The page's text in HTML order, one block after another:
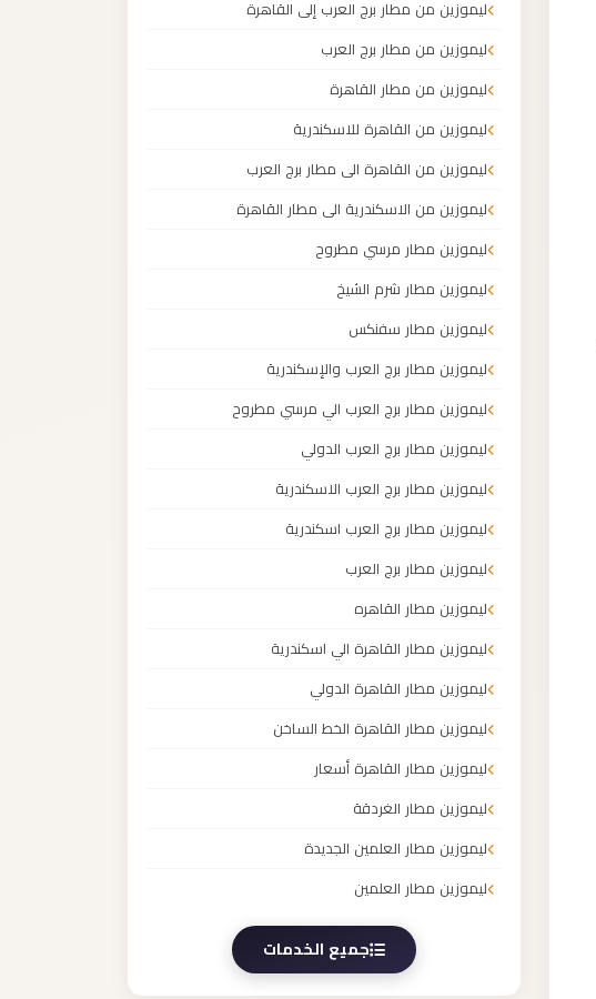
ليموزين من مطار برج العرب إلى القاهرة
ليموزين من مطار برج العرب
ليموزين من مطار القاهرة
ليموزين من القاهرة للاسكندرية
ليموزين من القاهرة الى مطار برج العرب
ليموزين من الاسكندرية الى مطار القاهرة
ليموزين مطار مرسي مطروح
ليموزين مطار شرم الشيخ
ليموزين مطار سفنكس
ليموزين مطار برج العرب والإسكندرية
ليموزين مطار برج العرب الي مرسي مطروح
ليموزين مطار برج العرب الدولي
ليموزين مطار برج العرب الاسكندرية
ليموزين مطار برج العرب اسكندرية
ليموزين مطار برج العرب
ليموزين مطار القاهره
ليموزين مطار القاهرة الي اسكندرية
ليموزين مطار القاهرة الدولي
ليموزين مطار القاهرة الخط الساخن
ليموزين مطار القاهرة أسعار
ليموزين مطار الغردقة
ليموزين مطار العلمين الجديدة
ليموزين مطار العلمين
جميع الخدمات